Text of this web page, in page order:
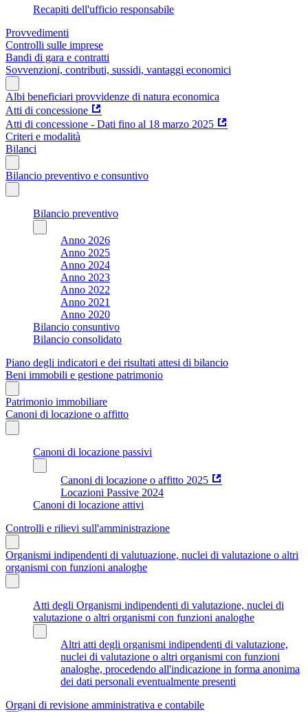
Recapiti dell'ufficio responsabile
Provvedimenti
Controlli sulle imprese
Bandi di gara e contratti
Sovvenzioni, contributi, sussidi, vantaggi economici
Albi beneficiari provvidenze di natura economica
Atti di concessione
Atti di concessione - Dati fino al 18 marzo 2025
Criteri e modalità
Bilanci
Bilancio preventivo e consuntivo
Bilancio preventivo
Anno 2026
Anno 2025
Anno 2024
Anno 2023
Anno 2022
Anno 2021
Anno 2020
Bilancio consuntivo
Bilancio consolidato
Piano degli indicatori e dei risultati attesi di bilancio
Beni immobili e gestione patrimonio
Patrimonio immobiliare
Canoni di locazione o affitto
Canoni di locazione passivi
Canoni di locazione o affitto 2025
Locazioni Passive 2024
Canoni di locazione attivi
Controlli e rilievi sull'amministrazione
Organismi indipendenti di valutuazione, nuclei di valutazione o altri
organismi con funzioni analoghe
Atti degli Organismi indipendenti di valutazione, nuclei di
valutazione o altri organismi con funzioni analoghe
Altri atti degli organismi indipendenti di valutazione,
nuclei di valutazione o altri organismi con funzioni
analoghe, procedendo all'indicazione in forma anonima
dei dati personali eventualmente presenti
Organi di revisione amministrativa e contabile